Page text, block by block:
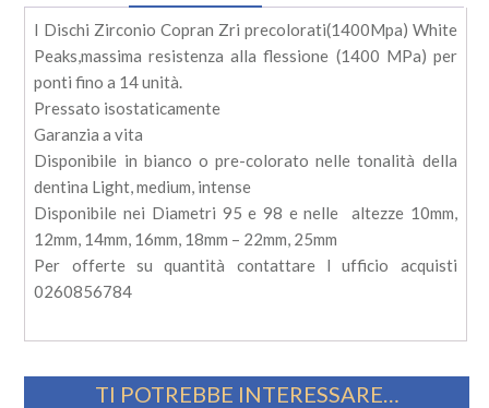
I Dischi Zirconio Copran Zri precolorati(1400Mpa) White
Peaks,massima resistenza alla flessione (1400 MPa) per
ponti fino a 14 unità.
Pressato isostaticamente
Garanzia a vita
Disponibile in bianco o pre-colorato nelle tonalità della
dentina Light, medium, intense
Disponibile nei Diametri 95 e 98 e nelle altezze 10mm,
12mm, 14mm, 16mm, 18mm – 22mm, 25mm
Per offerte su quantità contattare l ufficio acquisti
0260856784
TI POTREBBE INTERESSARE…